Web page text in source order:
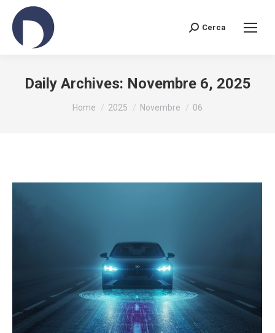
Search:
Cerca
Daily Archives: Novembre 6, 2025
You are here:
Home 2025 Novembre 06